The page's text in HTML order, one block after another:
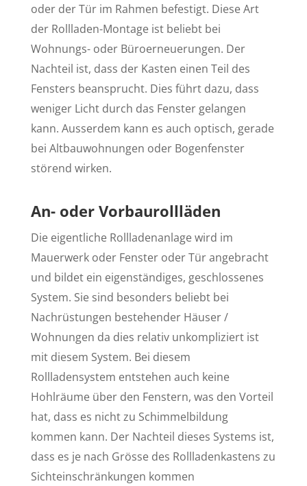
oder der Tür im Rahmen befestigt. Diese Art
der Rollladen-Montage ist beliebt bei
Wohnungs- oder Büroerneuerungen. Der
Nachteil ist, dass der Kasten einen Teil des
Fensters beansprucht. Dies führt dazu, dass
weniger Licht durch das Fenster gelangen
kann. Ausserdem kann es auch optisch, gerade
bei Altbauwohnungen oder Bogenfenster
störend wirken.
An- oder Vorbaurollläden
Die eigentliche Rollladenanlage wird im
Mauerwerk oder Fenster oder Tür angebracht
und bildet ein eigenständiges, geschlossenes
System. Sie sind besonders beliebt bei
Nachrüstungen bestehender Häuser /
Wohnungen da dies relativ unkompliziert ist
mit diesem System. Bei diesem
Rollladensystem entstehen auch keine
Hohlräume über den Fenstern, was den Vorteil
hat, dass es nicht zu Schimmelbildung
kommen kann. Der Nachteil dieses Systems ist,
dass es je nach Grösse des Rollladenkastens zu
Sichteinschränkungen kommen